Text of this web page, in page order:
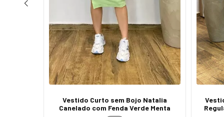
Vestido Curto sem Bojo Natalia
Canelado com Fenda Verde Menta